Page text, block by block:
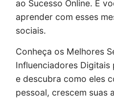
ao Sucesso Online. E
aprender com esses
sociais.
Conheça os Melhores
Influenciadores Digitais
e descubra como eles
pessoal, crescem suas